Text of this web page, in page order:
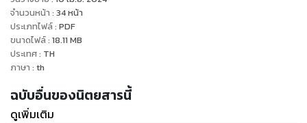
จำนวนหน้า : 34หน้า
ประเภทไฟล์: PDF
ขนาดไฟล์: 18.11 MB
ประเทศ: TH
ภาษา : th
ฉบับอื่นของนิตยสารนี้
ดูเพิ่มเติม